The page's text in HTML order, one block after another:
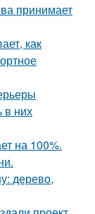
принимает
как
в них
на 100%.
дерево,